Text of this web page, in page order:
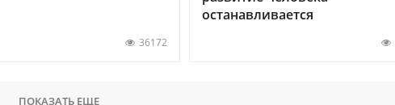
36172
останавливается
ПОКАЗАТЬ ЕЩЕ